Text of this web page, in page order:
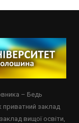
– Бедь
приватний заклад
вищої освіти,